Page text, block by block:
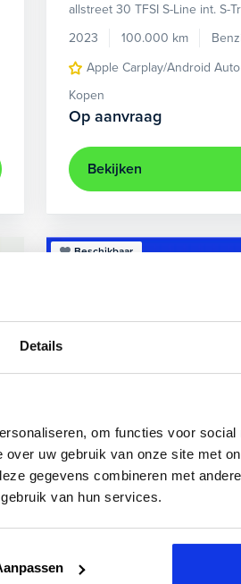
Details
om functies voor social
uw gebruik van onze site met
gegevens combineren met
van hun services.
velgen 5-spaaks 17"
allstreet 30 TFSI S-Line int. S-
2023
100.000 km
Apple Carplay/Android Auto
Kopen
Op aanvraag
Bekijken
lichtmetalen
Beschikbaar
Audi A3
Sportback 40 TFSIe Plug-In
achteruitrijcamera
Kopen